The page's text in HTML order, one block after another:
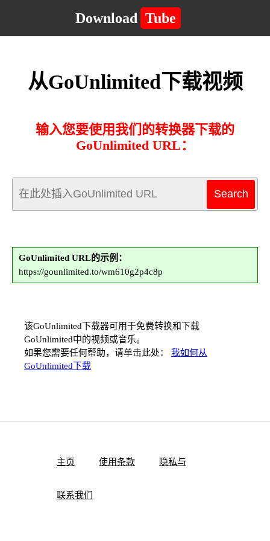
Download Tube
从GoUnlimited下载视频
输入您要使用我们的转换器下载的
GoUnlimited URL：
GoUnlimited URL的示例：
https://gounlimited.to/wm610g2p4c8p
该GoUnlimited下载器可用于免费转换和下载
GoUnlimited中的视频或音乐。
如果您需要任何帮助，请单击此处： 我如何从
GoUnlimited下载
主页 使用条款 隐私与
联系我们